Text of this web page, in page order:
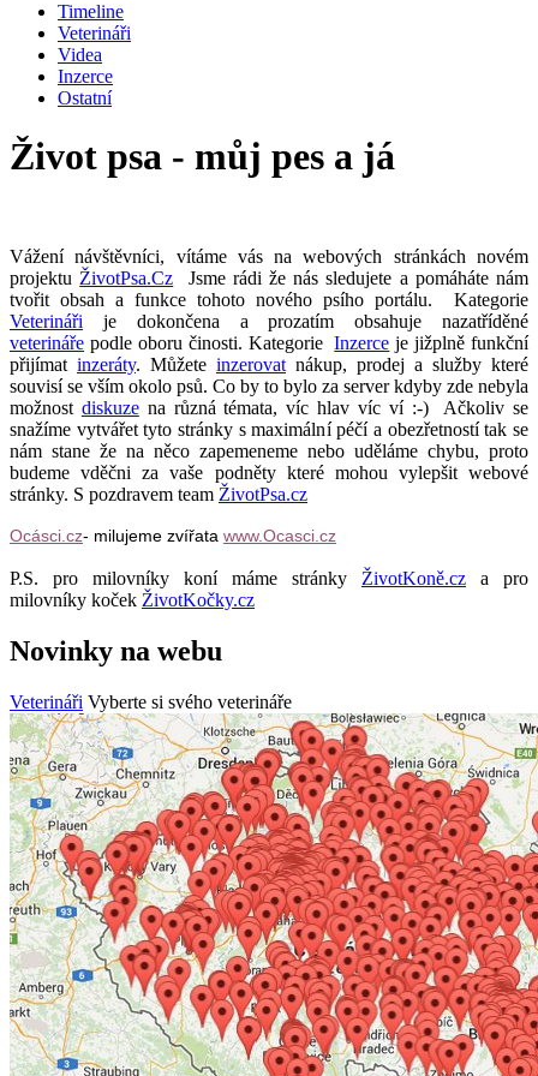
Timeline
Veterináři
Videa
Inzerce
Ostatní
Život psa - můj pes a já
Vážení návštěvníci, vítáme vás na webových stránkách novém
projektu ŽivotPsa.Cz Jsme rádi že nás sledujete a pomáháte nám
tvořit obsah a funkce tohoto nového psího portálu. Kategorie
Veterináři je dokončena a prozatím obsahuje nazatříděné
veterináře podle oboru činosti. KategorieInzerce je jižplně funkční
přijímat inzeráty. Můžete inzerovat nákup, prodej a služby které
souvisí se vším okolo psů. Co by to bylo za server kdyby zde nebyla
možnost diskuzena různá témata, víc hlav víc ví :-) Ačkoliv se
snažíme vytvářet tyto stránky s maximální péčí a obezřetností tak se
nám stane že na něco zapemeneme nebo uděláme chybu, proto
budeme vděčni za vaše podněty které mohou vylepšit webové
stránky. S pozdravem team ŽivotPsa.cz
Ocásci.cz- milujeme zvířata www.Ocasci.cz
P.S. pro milovníky koní máme stránky ŽivotKoně.cz a pro
milovníky koček ŽivotKočky.cz
Novinky na webu
Veterináři Vyberte si svého veterináře